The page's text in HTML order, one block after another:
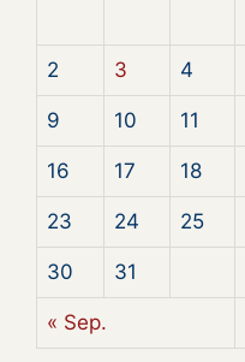
2 3 4
9 10 11
16 17 18
23 24 25
30 31
« Sep.